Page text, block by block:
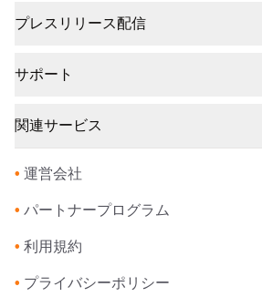
プレスリリース配信
サポート
関連サービス
• 運営会社
• パートナープログラム
• 利用規約
• プライバシーポリシー